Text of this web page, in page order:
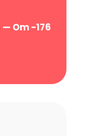
— Om -176